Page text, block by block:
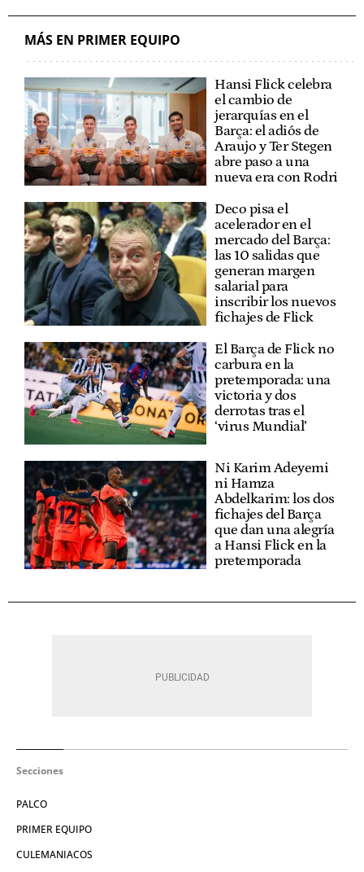
MÁS EN PRIMER EQUIPO
Hansi Flick celebra
el cambio de
jerarquías en el
Barça: el adiós de
Araujo y Ter Stegen
abre paso a una
nueva era con Rodri
Deco pisa el
acelerador en el
mercado del Barça:
las 10 salidas que
generan margen
salarial para
inscribir los nuevos
fichajes de Flick
El Barça de Flick no
carbura en la
pretemporada: una
victoria y dos
derrotas tras el
‘virus Mundial’
Ni Karim Adeyemi
ni Hamza
Abdelkarim: los dos
fichajes del Barça
que dan una alegría
a Hansi Flick en la
pretemporada
Secciones
PALCO
PRIMER EQUIPO
CULEMANIACOS